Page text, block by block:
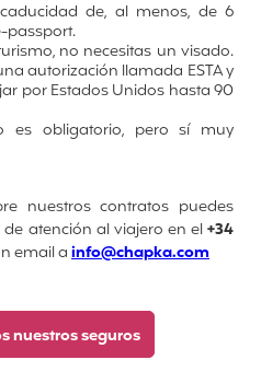
de, al menos, de 6
passport.
no necesitas un visado.
autorización llamada ESTA y
por Estados Unidos hasta 90
es obligatorio, pero sí muy
nuestros contratos puedes
atención al viajero en el+34
email ainfo@chapka.com
nuestros seguros